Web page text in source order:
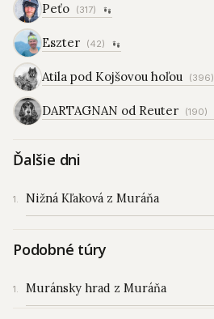
Peťo (317)
Eszter (42)
Atila pod Kojšovou hoľou (396)
DARTAGNAN od Reuter (190)
Ďalšie dni
Nižná Kľaková z Muráňa
Podobné túry
Muránsky hrad z Muráňa